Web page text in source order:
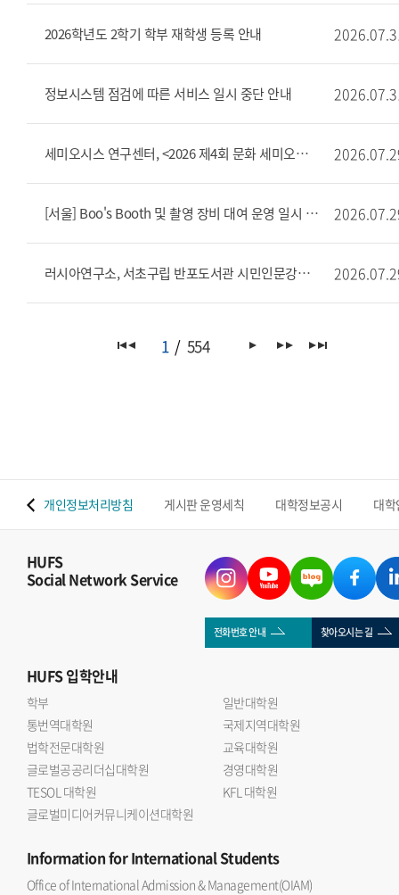
2026학년도 2학기 학부 재학생 등록 안내
정보시스템 점검에 따른 서비스 일시 중단 안내
세미오시스 연구센터, <2026 제4회 문화 세미오시스 비평교실> 개최 안내
[서울] Boo's Booth 및 촬영 장비 대여 운영 일시 중단 안내(7/29 ~ 8/5)
러시아연구소, 서초구립 반포도서관 시민인문강좌 개최 안내
1 554
개인정보처리방침 게시판 운영세칙 대학정보공시 대
HUFS
Social Network Service
전화번호 안내 찾아오시는 길
HUFS입학안내
학부
일반대학원
통번역대학원
국제지역대학원
법학전문대학원
교육대학원
글로벌공공리더십대학원
경영대학원
TESOL 대학원
KFL 대학원
글로벌미디어커뮤니케이션대학원
Informationfor International Students
Office of International Admission & Management(OIAM)